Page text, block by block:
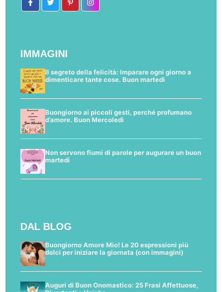
IMMAGINI
Il segreto della felicità: Imparare ogni giorno a
dimenticare tante cose. Buon martedì
Buongiorno ai piccoli gesti, perché profumano
d’amore. Buon Mercoledì
Non servono fiumi di parole per augurare un buon
martedì
DAL BLOG
Buongiorno Amore Mio! Le 20 espressioni più
dolci per iniziare la giornata (con immagini)
Auguri di Buon Onomastico: 25 Frasi Affettuose,